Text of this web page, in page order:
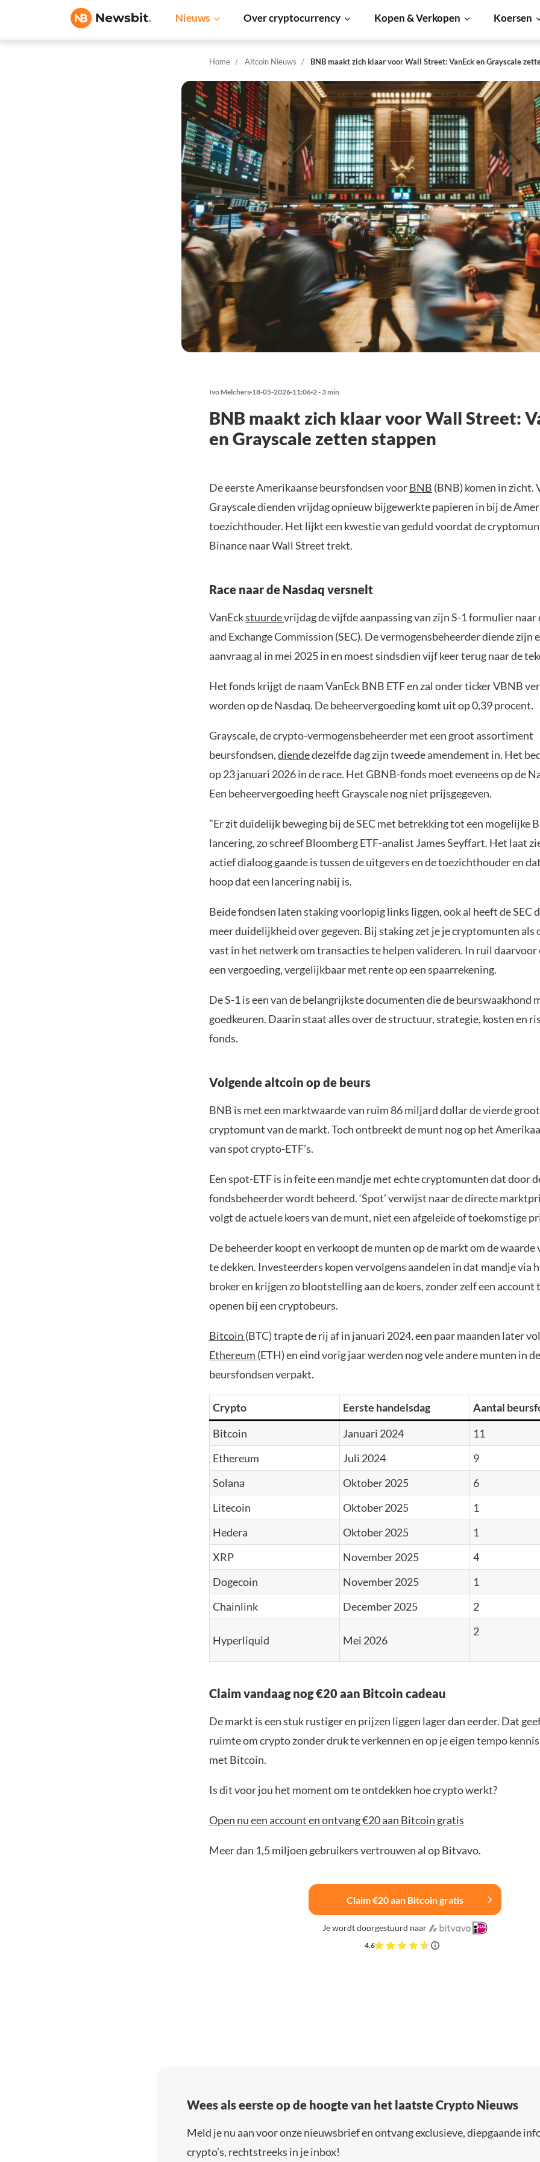
Nieuws Over cryptocurrency Kopen & Verkopen Koersen
Home Altcoin Nieuws BNB maakt zich klaar voor Wall Street: VanEck en Grayscale
Ivo Melchers 18-05-2026 11:06 2 - 3 min
BNB maakt zich klaar voor Wall Street:
en Grayscale zetten stappen
De eerste Amerikaanse beursfondsen voorBNB (BNB) komen in zicht.
Grayscale dienden vrijdag opnieuw bijgewerkte papieren in bij de
toezichthouder. Het lijkt een kwestie van geduld voordat de
Binance naar Wall Street trekt.
Race naar de Nasdaq versnelt
VanEckstuurdevrijdag de vijfde aanpassing van zijn S-1 formulier naar
and Exchange Commission (SEC). De vermogensbeheerder diende zijn
aanvraag al in mei 2025 in en moest sindsdien vijf keer terug naar de
Het fonds krijgt de naam VanEck BNB ETF en zal onder ticker VBNB
worden op de Nasdaq. De beheervergoeding komt uit op 0,39 procent.
Grayscale, de crypto-vermogensbeheerder met een groot assortiment
beursfondsen,diendedezelfde dag zijn tweede amendement in. Het
op 23 januari 2026 in de race. Het GBNB-fonds moet eveneens op de
Een beheervergoeding heeft Grayscale nog niet prijsgegeven.
”Er zit duidelijk beweging bij de SEC met betrekking tot een mogelijke
lancering, zo schreef Bloomberg ETF-analist James Seyffart. Het laat
actief dialoog gaande is tussen de uitgevers en de toezichthouder en
hoop dat een lancering nabij is.
Beide fondsen laten staking voorlopig links liggen, ook al heeft de SEC
meer duidelijkheid over gegeven. Bij staking zet je je cryptomunten als
vast in het netwerk om transacties te helpen valideren. In ruil daarvoor
een vergoeding, vergelijkbaar met rente op een spaarrekening.
De S-1 is een van de belangrijkste documenten die de beurswaakhond
goedkeuren. Daarin staat alles over de structuur, strategie, kosten en
fonds.
Volgende altcoin op de beurs
BNB is met een marktwaarde van ruim 86 miljard dollar de vierde
cryptomunt van de markt. Toch ontbreekt de munt nog op het
van spot crypto-ETF’s.
Een spot-ETF is in feite een mandje met echte cryptomunten dat door
fondsbeheerder wordt beheerd. ‘Spot’ verwijst naar de directe
volgt de actuele koers van de munt, niet een afgeleide of toekomstige
De beheerder koopt en verkoopt de munten op de markt om de waarde
te dekken. Investeerders kopen vervolgens aandelen in dat mandje via
broker en krijgen zo blootstelling aan de koers, zonder zelf een account
openen bij een cryptobeurs.
Bitcoin (BTC) trapte de rij af in januari 2024, een paar maanden later
Ethereum (ETH) en eind vorig jaar werden nog vele andere munten in
beursfondsen verpakt.
Crypto Eerste handelsdag
Aantal
Bitcoin
Januari 2024
11
Ethereum
Juli 2024
9
Solana
Oktober 2025
6
Litecoin
Oktober 2025
1
Hedera
Oktober 2025
1
XRP
November 2025
4
Dogecoin
November 2025
1
Chainlink
December 2025 2
Hyperliquid Mei 2026
2
Claim vandaag nog €20 aan Bitcoin cadeau
De markt is een stuk rustiger en prijzen liggen lager dan eerder. Dat
ruimte om crypto zonder druk te verkennen en op je eigen tempo
met Bitcoin.
Is dit voor jou het moment om te ontdekken hoe crypto werkt?
Open nu een account en ontvang €20 aan Bitcoin gratis
Meer dan 1,5 miljoen gebruikers vertrouwen al op Bitvavo.
Claim €20 aan Bitcoin gratis
Je wordt doorgestuurd naar
4,6
Wees als eerste op de hoogte van het laatste Crypto Nieuws
Meld je nu aan voor onze nieuwsbrief en ontvang exclusieve, diepgaande
crypto’s, rechtstreeks in je inbox!